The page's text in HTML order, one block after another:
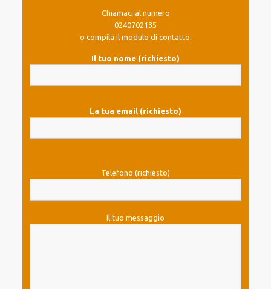
Chiamaci al numero
0240702135
o compila il modulo di contatto.
Il tuo nome (richiesto)
La tua email (richiesto)
Telefono (richiesto)
Il tuo messaggio